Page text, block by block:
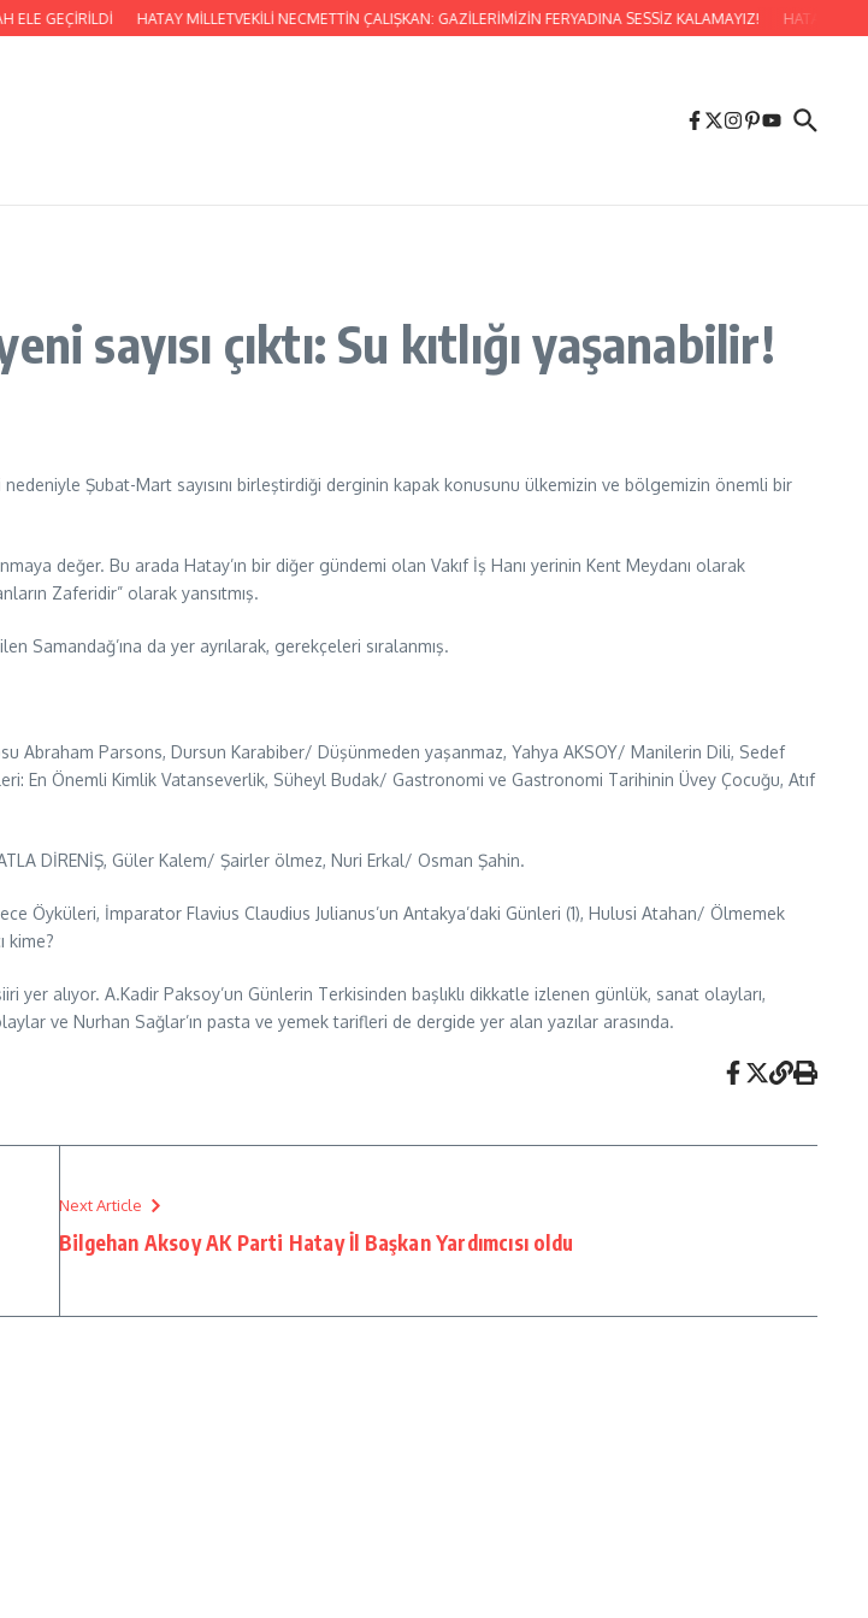
GEÇİRİLDİ HATAY MİLLETVEKİLİ NECMETTİN ÇALIŞKAN: GAZİLERİMİZİN FERYADINA SESSİZ KALAMAYIZ! HATAY
sayısı çıktı: Su kıtlığı yaşanabilir!
Şubat-Mart sayısını birleştirdiği derginin kapak konusunu ülkemizin ve bölgemizin önemli bir
değer. Bu arada Hatay’ın bir diğer gündemi olan Vakıf İş Hanı yerinin Kent Meydanı olarak
Zaferidir” olarak yansıtmış.
Samandağ’ına da yer ayrılarak, gerekçeleri sıralanmış.
Parsons, Dursun Karabiber/ Düşünmeden yaşanmaz, Yahya AKSOY/ Manilerin Dili, Sedef
En Önemli Kimlik Vatanseverlik, Süheyl Budak/ Gastronomi ve Gastronomi Tarihinin Üvey Çocuğu, Atıf
DİRENİŞ, Güler Kalem/ Şairler ölmez, Nuri Erkal/ Osman Şahin.
Öyküleri, İmparator Flavius Claudius Julianus’un Antakya’daki Günleri (1), Hulusi Atahan/ Ölmemek
kime?
alıyor. A.Kadir Paksoy’un Günlerin Terkisinden başlıklı dikkatle izlenen günlük, sanat olayları,
ve Nurhan Sağlar’ın pasta ve yemek tarifleri de dergide yer alan yazılar arasında.
Next Article
Bilgehan Aksoy AK Parti Hatay İl Başkan Yardımcısı oldu